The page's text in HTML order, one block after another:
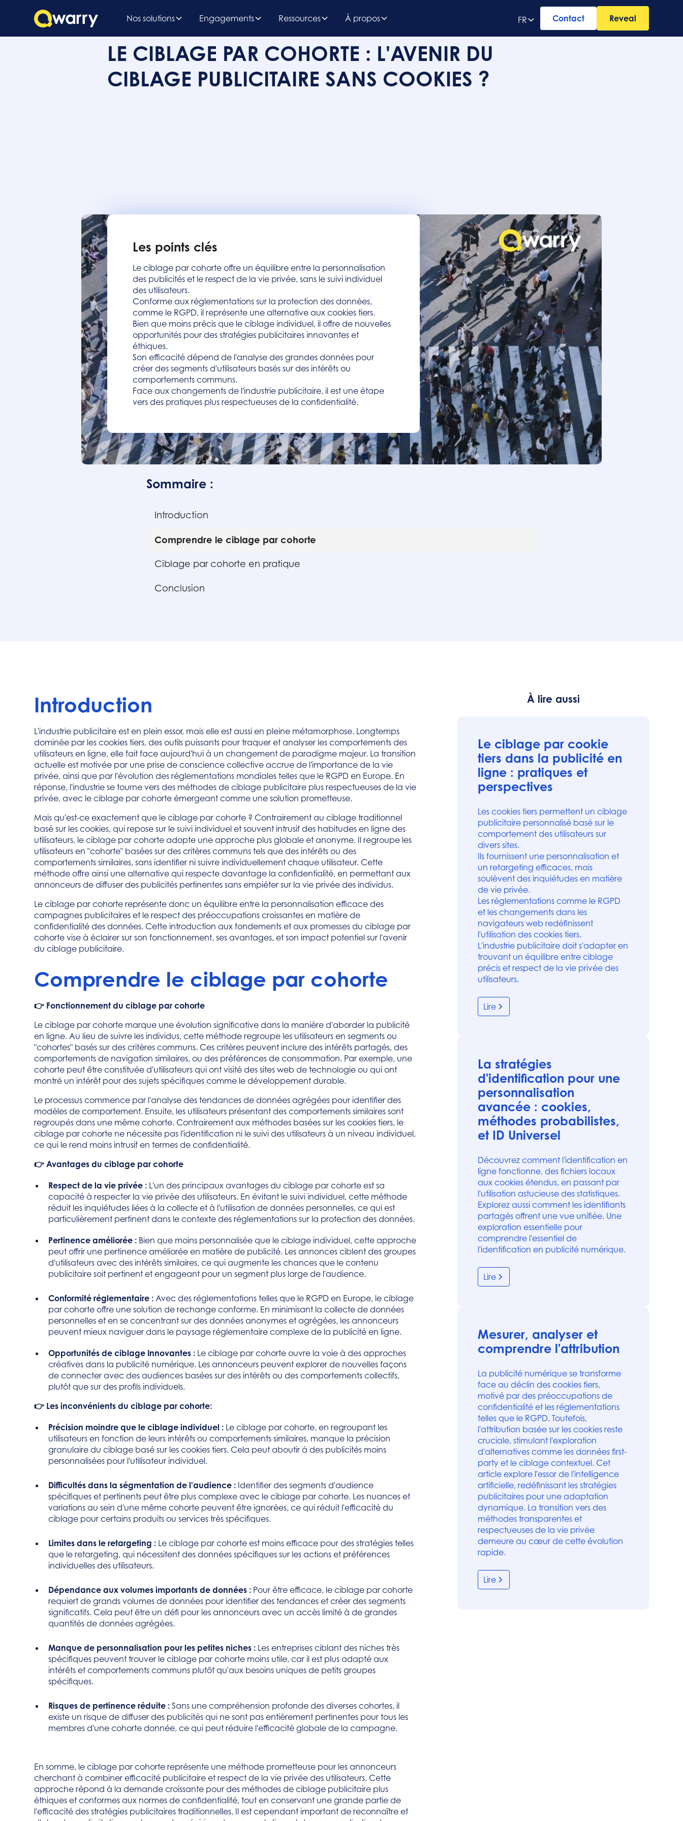
Nos solutions Engagements Ressources À propos FR Contact Reveal
LE CIBLAGE PAR COHORTE : L'AVENIR DU
CIBLAGE PUBLICITAIRE SANS COOKIES ?
Les points clés
Le ciblage par cohorte offre un équilibre entre la personnalisation
des publicités et le respect de la vie privée, sans le suivi individuel
des utilisateurs.
Conforme aux réglementations sur la protection des données,
comme le RGPD, il représente une alternative aux cookies tiers.
Bien que moins précis que le ciblage individuel, il offre de nouvelles
opportunités pour des stratégies publicitaires innovantes et
éthiques.
Son efficacité dépend de l'analyse des grandes données pour
créer des segments d'utilisateurs basés sur des intérêts ou
comportements communs.
Face aux changements de l'industrie publicitaire, il est une étape
vers des pratiques plus respectueuses de la confidentialité.
Sommaire :
Introduction
Comprendre le ciblage par cohorte
Ciblage par cohorte en pratique
Conclusion
Introduction
L'industrie publicitaire est en plein essor, mais elle est aussi en pleine métamorphose. Longtemps
dominée par les cookies tiers, des outils puissants pour traquer et analyser les comportements des
utilisateurs en ligne, elle fait face aujourd'hui à un changement de paradigme majeur. La transition
actuelle est motivée par une prise de conscience collective accrue de l'importance de la vie
privée, ainsi que par l'évolution des réglementations mondiales telles que le RGPD en Europe. En
réponse, l'industrie se tourne vers des méthodes de ciblage publicitaire plus respectueuses de la vie
privée, avec le ciblage par cohorte émergeant comme une solution prometteuse.
Mais qu'est-ce exactement que le ciblage par cohorte ? Contrairement au ciblage traditionnel
basé sur les cookies, qui repose sur le suivi individuel et souvent intrusif des habitudes en ligne des
utilisateurs, le ciblage par cohorte adopte une approche plus globale et anonyme. Il regroupe les
utilisateurs en "cohorte" basées sur des critères communs tels que des intérêts ou des
comportements similaires, sans identifier ni suivre individuellement chaque utilisateur. Cette
méthode offre ainsi une alternative qui respecte davantage la confidentialité, en permettant aux
annonceurs de diffuser des publicités pertinentes sans empiéter sur la vie privée des individus.
Le ciblage par cohorte représente donc un équilibre entre la personnalisation efficace des
campagnes publicitaires et le respect des préoccupations croissantes en matière de
confidentialité des données. Cette introduction aux fondements et aux promesses du ciblage par
cohorte vise à éclairer sur son fonctionnement, ses avantages, et son impact potentiel sur l'avenir
du ciblage publicitaire.
Comprendre le ciblage par cohorte
👉 Fonctionnement du ciblage par cohorte
Le ciblage par cohorte marque une évolution significative dans la manière d'aborder la publicité
en ligne. Au lieu de suivre les individus, cette méthode regroupe les utilisateurs en segments ou
"cohortes" basés sur des critères communs. Ces critères peuvent inclure des intérêts partagés, des
comportements de navigation similaires, ou des préférences de consommation. Par exemple, une
cohorte peut être constituée d'utilisateurs qui ont visité des sites web de technologie ou qui ont
montré un intérêt pour des sujets spécifiques comme le développement durable.
Le processus commence par l'analyse des tendances de données agrégées pour identifier des
modèles de comportement. Ensuite, les utilisateurs présentant des comportements similaires sont
regroupés dans une même cohorte. Contrairement aux méthodes basées sur les cookies tiers, le
ciblage par cohorte ne nécessite pas l'identification ni le suivi des utilisateurs à un niveau individuel,
ce qui le rend moins intrusif en termes de confidentialité.
👉 Avantages du ciblage par cohorte
Respect de la vie privée : L'un des principaux avantages du ciblage par cohorte est sa
capacité à respecter la vie privée des utilisateurs. En évitant le suivi individuel, cette méthode
réduit les inquiétudes liées à la collecte et à l'utilisation de données personnelles, ce qui est
particulièrement pertinent dans le contexte des réglementations sur la protection des données.
Pertinence améliorée : Bien que moins personnalisée que le ciblage individuel, cette approche
peut offrir une pertinence améliorée en matière de publicité. Les annonces ciblent des groupes
d'utilisateurs avec des intérêts similaires, ce qui augmente les chances que le contenu
publicitaire soit pertinent et engageant pour un segment plus large de l'audience.
Conformité réglementaire :Avec des réglementations telles que le RGPD en Europe, le ciblage
par cohorte offre une solution de rechange conforme. En minimisant la collecte de données
personnelles et en se concentrant sur des données anonymes et agrégées, les annonceurs
peuvent mieux naviguer dans le paysage réglementaire complexe de la publicité en ligne.
Opportunités de ciblage Innovantes : Le ciblage par cohorte ouvre la voie à des approches
créatives dans la publicité numérique. Les annonceurs peuvent explorer de nouvelles façons
de connecter avec des audiences basées sur des intérêts ou des comportements collectifs,
plutôt que sur des profils individuels.
👉 Les inconvénients du ciblage par cohorte:
Précision moindre que le ciblage individuel : Le ciblage par cohorte, en regroupant les
utilisateurs en fonction de leurs intérêts ou comportements similaires, manque la précision
granulaire du ciblage basé sur les cookies tiers. Cela peut aboutir à des publicités moins
personnalisées pour l'utilisateur individuel.
Difficultés dans la ségmentation de l'audience : Identifier des segments d'audience
spécifiques et pertinents peut être plus complexe avec le ciblage par cohorte. Les nuances et
variations au sein d'une même cohorte peuvent être ignorées, ce qui réduit l'efficacité du
ciblage pour certains produits ou services très spécifiques.
Limites dans le retargeting : Le ciblage par cohorte est moins efficace pour des stratégies telles
que le retargeting, qui nécessitent des données spécifiques sur les actions et préférences
individuelles des utilisateurs.
Dépendance aux volumes importants de données : Pour être efficace, le ciblage par cohorte
requiert de grands volumes de données pour identifier des tendances et créer des segments
significatifs. Cela peut être un défi pour les annonceurs avec un accès limité à de grandes
quantités de données agrégées.
Manque de personnalisation pour les petites niches : Les entreprises ciblant des niches très
spécifiques peuvent trouver le ciblage par cohorte moins utile, car il est plus adapté aux
intérêts et comportements communs plutôt qu'aux besoins uniques de petits groupes
spécifiques.
Risques de pertinence réduite :Sans une compréhension profonde des diverses cohortes, il
existe un risque de diffuser des publicités qui ne sont pas entièrement pertinentes pour tous les
membres d'une cohorte donnée, ce qui peut réduire l'efficacité globale de la campagne.
En somme, le ciblage par cohorte représente une méthode prometteuse pour les annonceurs
cherchant à combiner efficacité publicitaire et respect de la vie privée des utilisateurs. Cette
approche répond à la demande croissante pour des méthodes de ciblage publicitaire plus
éthiques et conformes aux normes de confidentialité, tout en conservant une grande partie de
l'efficacité des stratégies publicitaires traditionnelles. Il est cependant important de reconnaître et
À lire aussi
Le ciblage par cookie
tiers dans la publicité en
ligne : pratiques et
perspectives
Les cookies tiers permettent un ciblage
publicitaire personnalisé basé sur le
comportement des utilisateurs sur
divers sites.
Ils fournissent une personnalisation et
un retargeting efficaces, mais
soulèvent des inquiétudes en matière
de vie privée.
Les réglementations comme le RGPD
et les changements dans les
navigateurs web redéfinissent
l'utilisation des cookies tiers.
L'industrie publicitaire doit s'adapter en
trouvant un équilibre entre ciblage
précis et respect de la vie privée des
utilisateurs.
Lire
La stratégies
d'identification pour une
personnalisation
avancée : cookies,
méthodes probabilistes,
et ID Universel
Découvrez comment l'identification en
ligne fonctionne, des fichiers locaux
aux cookies étendus, en passant par
l'utilisation astucieuse des statistiques.
Explorez aussi comment les identifiants
partagés offrent une vue unifiée. Une
exploration essentielle pour
comprendre l'essentiel de
l'identification en publicité numérique.
Lire
Mesurer, analyser et
comprendre l'attribution
La publicité numérique se transforme
face au déclin des cookies tiers,
motivé par des préoccupations de
confidentialité et les réglementations
telles que le RGPD. Toutefois,
l'attribution basée sur les cookies reste
cruciale, stimulant l'exploration
d'alternatives comme les données first-
party et le ciblage contextuel. Cet
article explore l'essor de l'intelligence
artificielle, redéfinissant les stratégies
publicitaires pour une adaptation
dynamique. La transition vers des
méthodes transparentes et
respectueuses de la vie privée
demeure au cœur de cette évolution
rapide.
Lire